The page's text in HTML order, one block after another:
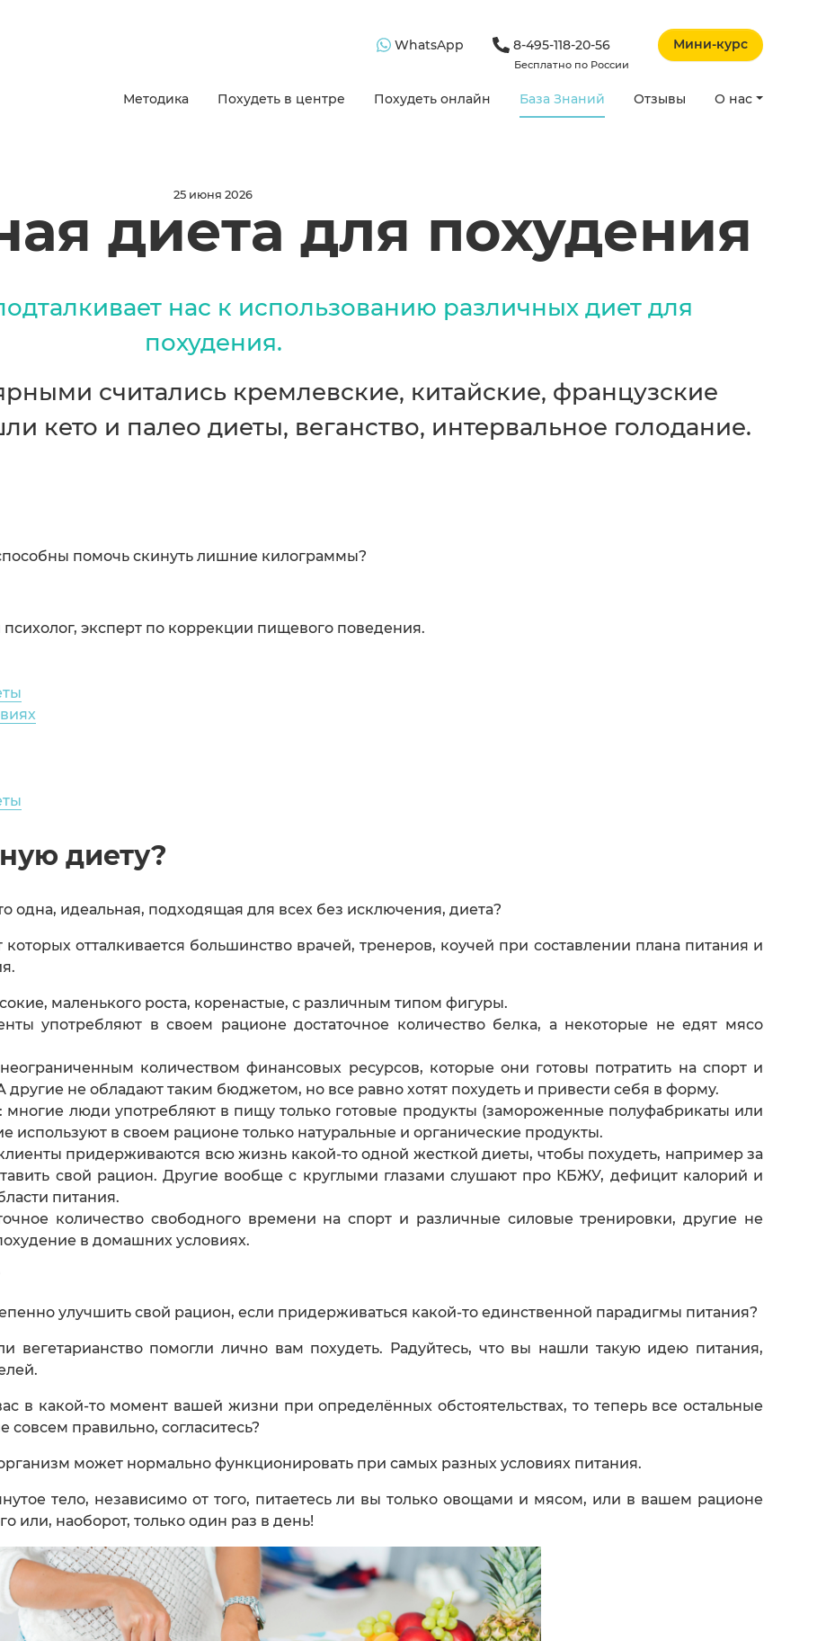
WhatsApp 8-495-118-20-56
Бесплатно по России
Мини-курс
Методика Похудеть в центре Похудеть онлайн База Знаний Отзывы О нас
25 июня 2026
диета для похудения
нас к использованию различных диет для
похудения.
считались кремлевские, китайские, французские
кето и палео диеты, веганство, интервальное голодание.
помочь скинуть лишние килограммы?
эксперт по коррекции пищевого поведения.
диету?
одна, идеальная, подходящая для всех без исключения, диета?
отталкивается большинство врачей, тренеров, коучей при составлении плана питания и
маленького роста, коренастые, с различным типом фигуры.
употребляют в своем рационе достаточное количество белка, а некоторые не едят мясо
количеством финансовых ресурсов, которые они готовы потратить на спорт и
не обладают таким бюджетом, но все равно хотят похудеть и привести себя в форму.
многие люди употребляют в пищу только готовые продукты (замороженные полуфабрикаты или
используют в своем рационе только натуральные и органические продукты.
придерживаются всю жизнь какой-то одной жесткой диеты, чтобы похудеть, например за
свой рацион. Другие вообще с круглыми глазами слушают про КБЖУ, дефицит калорий и
питания.
количество свободного времени на спорт и различные силовые тренировки, другие не
в домашних условиях.
улучшить свой рацион, если придерживаться какой-то единственной парадигмы питания?
вегетарианство помогли лично вам похудеть. Радуйтесь, что вы нашли такую идею питания,
в какой-то момент вашей жизни при определённых обстоятельствах, то теперь все остальные
правильно, согласитесь?
может нормально функционировать при самых разных условиях питания.
тело, независимо от того, питаетесь ли вы только овощами и мясом, или в вашем рационе
или, наоборот, только один раз в день!